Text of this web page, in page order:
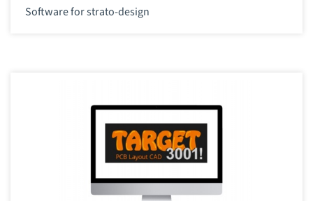
Software for strato-design